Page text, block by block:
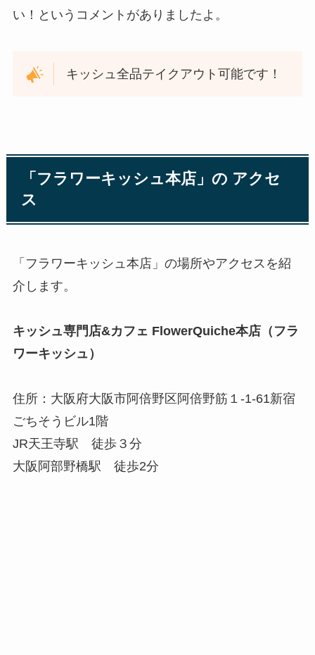
い！というコメントがありましたよ。
キッシュ全品テイクアウト可能です！
「フラワーキッシュ本店」の アクセ
ス
「フラワーキッシュ本店」の場所やアクセスを紹
介します。
キッシュ専門店&カフェ FlowerQuiche本店（フラ
ワーキッシュ）
住所：大阪府大阪市阿倍野区阿倍野筋１-1-61新宿
ごちそうビル1階
JR天王寺駅 徒歩３分
大阪阿部野橋駅 徒歩2分